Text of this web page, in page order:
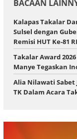
BACAAN
Kalapas Takalar
Sulsel dengan
Remisi HUT Ke-81 RI
Takalar Award
Manye Tegaskan
Alia Nilawati Sabet
TK Dalam Acara